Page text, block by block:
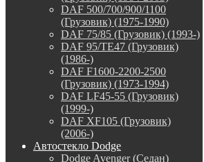
DAF 500/700/900/1100
(Грузовик) (1975-1990)
DAF 75/85 (Грузовик) (1993-)
DAF 95/TE47 (Грузовик)
(1986-)
DAF F1600-2200-2500
(Грузовик) (1973-1994)
DAF LF45-55 (Грузовик)
(1999-)
DAF XF105 (Грузовик)
(2006-)
Автостекло Dodge
Dodge Avenger (Седан)